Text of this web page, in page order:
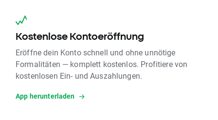
Kostenlose Kontoeröffnung
Eröffne dein Konto schnell und ohne unnötige
Formalitäten — komplett kostenlos. Profitiere von
kostenlosen Ein- und Auszahlungen.
App herunterladen